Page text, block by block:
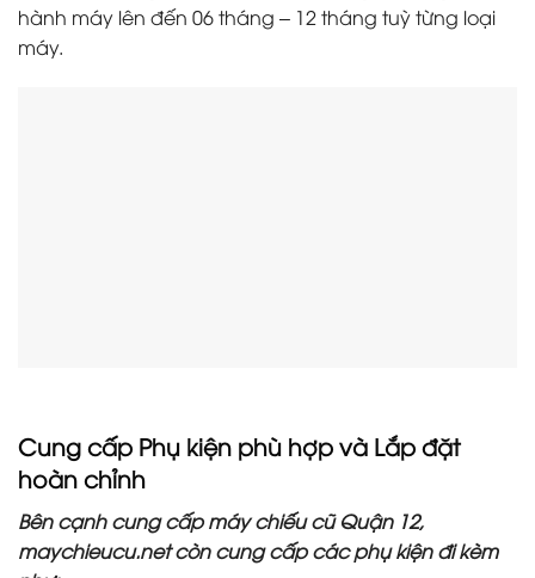
hành máy lên đến 06 tháng – 12 tháng tuỳ từng loại
máy.
Cung cấp Phụ kiện phù hợp và Lắp đặt
hoàn chỉnh
Bên cạnh cung cấp máy chiếu cũ Quận 12,
maychieucu.net còn cung cấp các phụ kiện đi kèm